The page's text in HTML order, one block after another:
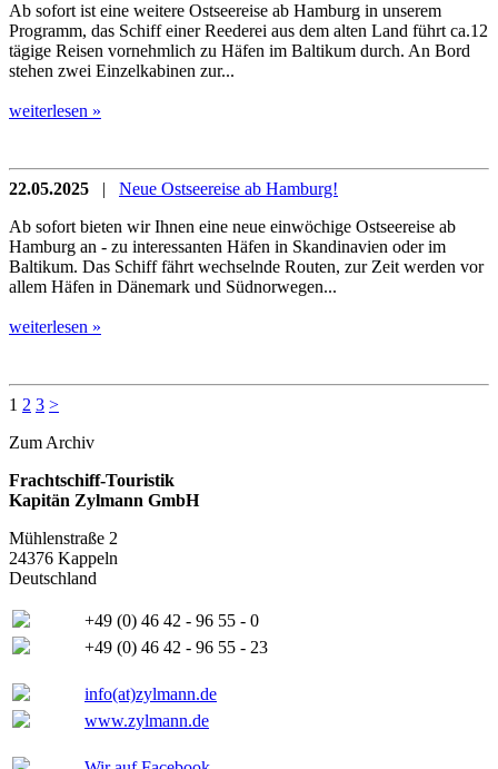
Ab sofort ist eine weitere Ostseereise ab Hamburg in unserem
Programm, das Schiff einer Reederei aus dem alten Land führt ca.12
tägige Reisen vornehmlich zu Häfen im Baltikum durch. An Bord
stehen zwei Einzelkabinen zur...
weiterlesen »
22.05.2025 | Neue Ostseereise ab Hamburg!
Ab sofort bieten wir Ihnen eine neue einwöchige Ostseereise ab
Hamburg an - zu interessanten Häfen in Skandinavien oder im
Baltikum. Das Schiff fährt wechselnde Routen, zur Zeit werden vor
allem Häfen in Dänemark und Südnorwegen...
weiterlesen »
1 2 3 >
Zum Archiv
Frachtschiff-Touristik
Kapitän Zylmann GmbH
Mühlenstraße 2
24376 Kappeln
Deutschland
+49 (0) 46 42 - 96 55 - 0
+49 (0) 46 42 - 96 55 - 23
info(at)zylmann.de
www.zylmann.de